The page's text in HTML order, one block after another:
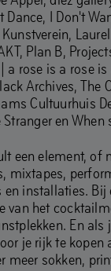
Kunst
liefde. Ook nu
op off-site
platform The
HEM blijven na
publiek.
Dance, I Don't
Plan B,
| a rose is a rose
Archives, The
Cultuurhuis
Stranger en
een element, of
mixtapes,
installaties. Bij
van het
En als
je rijk te kopen
meer sokken,